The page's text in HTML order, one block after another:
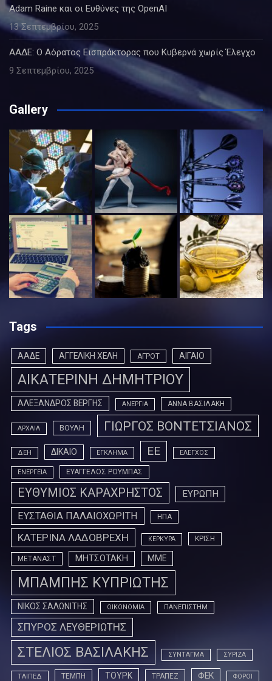
Adam Raine και οι Ευθύνες της OpenAI
13 Σεπτεμβρίου, 2025
ΑΑΔΕ: Ο Αόρατος Εισπράκτορας που Κυβερνά χωρίς Έλεγχο
9 Σεπτεμβρίου, 2025
Gallery
Tags
ΑΑΔΕ ΑΓΓΕΛΙΚΗ ΧΕΛΗ ΑΓΡΟΤ ΑΙΓΑΙΟ
ΑΙΚΑΤΕΡΙΝΗ ΔΗΜΗΤΡΙΟΥ
ΑΛΕΞΑΝΔΡΟΣ ΒΕΡΓΗΣ ΑΝΕΡΓΙΑ ΑΝΝΑ ΒΑΣΙΛΑΚΗ
ΑΡΧΑΙΑ ΒΟΥΛΗ ΓΙΩΡΓΟΣ ΒΟΝΤΕΤΣΙΑΝΟΣ
ΔΕΗ ΔΙΚΑΙΟ ΕΓΚΛΗΜΑ ΕΕ ΕΛΕΓΧΟΣ
ΕΝΕΡΓΕΙΑ ΕΥΑΓΓΕΛΟΣ ΡΟΥΜΠΑΣ
ΕΥΘΥΜΙΟΣ ΚΑΡΑΧΡΗΣΤΟΣ ΕΥΡΩΠΗ
ΕΥΣΤΑΘΙΑ ΠΑΛΑΙΟΧΩΡΙΤΗ ΗΠΑ
ΚΑΤΕΡΙΝΑ ΛΑΔΟΒΡΕΧΗ ΚΕΡΚΥΡΑ ΚΡΙΣΗ
ΜΕΤΑΝΑΣΤ ΜΗΤΣΟΤΑΚΗ ΜΜΕ
ΜΠΑΜΠΗΣ ΚΥΠΡΙΩΤΗΣ
ΝΙΚΟΣ ΣΑΛΩΝΙΤΗΣ ΟΙΚΟΝΟΜΙΑ ΠΑΝΕΠΙΣΤΗΜ
ΣΠΥΡΟΣ ΛΕΥΘΕΡΙΩΤΗΣ
ΣΤΕΛΙΟΣ ΒΑΣΙΛΑΚΗΣ ΣΥΝΤΑΓΜΑ ΣΥΡΙΖΑ
ΤΑΙΠΕΔ ΤΕΜΠΗ ΤΟΥΡΚ ΤΡΑΠΕΖ ΦΕΚ ΦΟΡΟΙ